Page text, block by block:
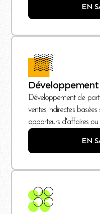
EN
Développement de
ventes indirectes
apporteurs d'affaires ou
EN